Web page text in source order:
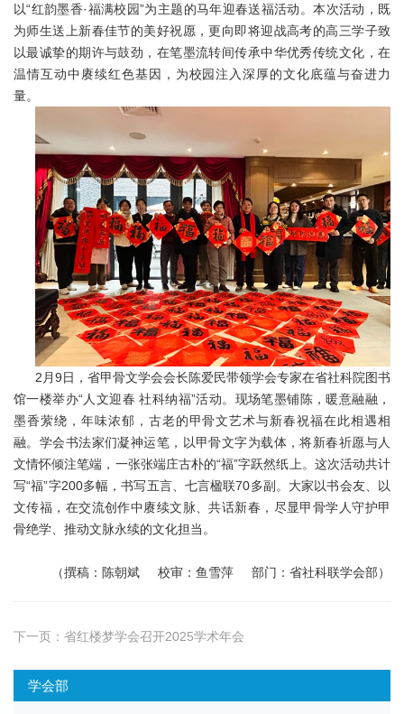
以“红韵墨香·福满校园”为主题的马年迎春送福活动。本次活动，既
为师生送上新春佳节的美好祝愿，更向即将迎战高考的高三学子致
以最诚挚的期许与鼓劲，在笔墨流转间传承中华优秀传统文化，在
温情互动中赓续红色基因，为校园注入深厚的文化底蕴与奋进力
量。
2月9日，省甲骨文学会会长陈爱民带领学会专家在省社科院图书
馆一楼举办“人文迎春 社科纳福”活动。现场笔墨铺陈，暖意融融，
墨香萦绕，年味浓郁，古老的甲骨文艺术与新春祝福在此相遇相
融。学会书法家们凝神运笔，以甲骨文字为载体，将新春祈愿与人
文情怀倾注笔端，一张张端庄古朴的“福”字跃然纸上。这次活动共计
写“福”字200多幅，书写五言、七言楹联70多副。大家以书会友、以
文传福，在交流创作中赓续文脉、共话新春，尽显甲骨学人守护甲
骨绝学、推动文脉永续的文化担当。
（撰稿：陈朝斌 校审：鱼雪萍 部门：省社科联学会部）
下一页： 省红楼梦学会召开2025学术年会
学会部